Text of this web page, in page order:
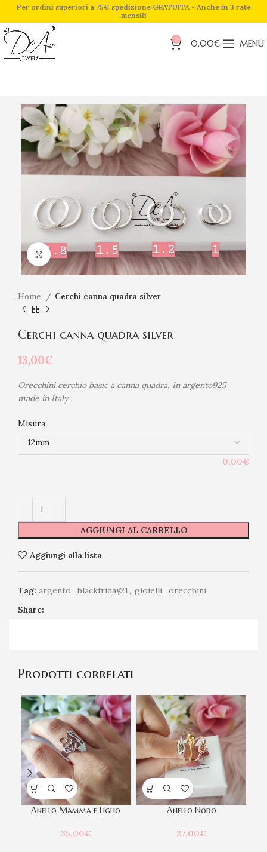
Per ordini superiori a 75€ spedizione GRATUITA - Anche in 3 rate
mensili
0 0,00€ MENU
Click to enlarge
Home Cerchi canna quadra silver
Cerchi canna quadra silver
13,00€
Orecchini cerchio basic a canna quadra, In argento925
made in Italy .
Misura
0,00€
AGGIUNGI AL CARRELLO
Aggiungi alla lista
Tag: argento, blackfriday21, gioielli, orecchini
Share:
Prodotti correlati
Anello Mamma e Figlio
35,00€
Anello Nodo
27,00€